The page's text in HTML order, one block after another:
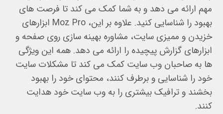
مهم ارائه می دهد و به شما کمک می کند تا فرصت های
بهبود را شناسایی کنید. علاوه بر این، Moz Pro ابزارهای
خزیدن و ممیزی سایت، مشاوره بهینه سازی روی صفحه و
ابزارهای گزارش پیچیده را ارائه می دهد. همه این ویژگی
ها به صاحبان وب سایت کمک می کند تا مشکلات سایت
خود را شناسایی و برطرف کنند، محتوای خود را بهبود
بخشند و ترافیک بیشتری را به وب سایت خود هدایت
کنند.